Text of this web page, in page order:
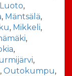
Luoto,
, Mäntsälä,
, Mikkeli,
,
,
,
, Outokumpu,